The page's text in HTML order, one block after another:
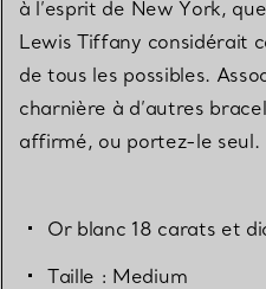
à l’esprit de New York,
Lewis Tiffany considérait
de tous les possibles.
charnière à d’autres
affirmé, ou portez-le seul.
Or blanc 18 carats et
Taille : Medium